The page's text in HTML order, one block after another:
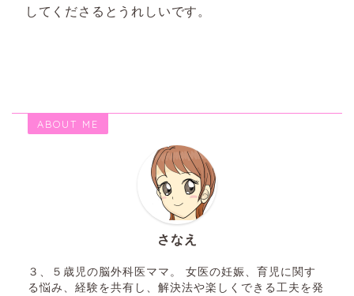
してくださるとうれしいです。
ABOUT ME
さなえ
３、５歳児の脳外科医ママ。 女医の妊娠、育児に関す
る悩み、経験を共有し、解決法や楽しくできる工夫を発